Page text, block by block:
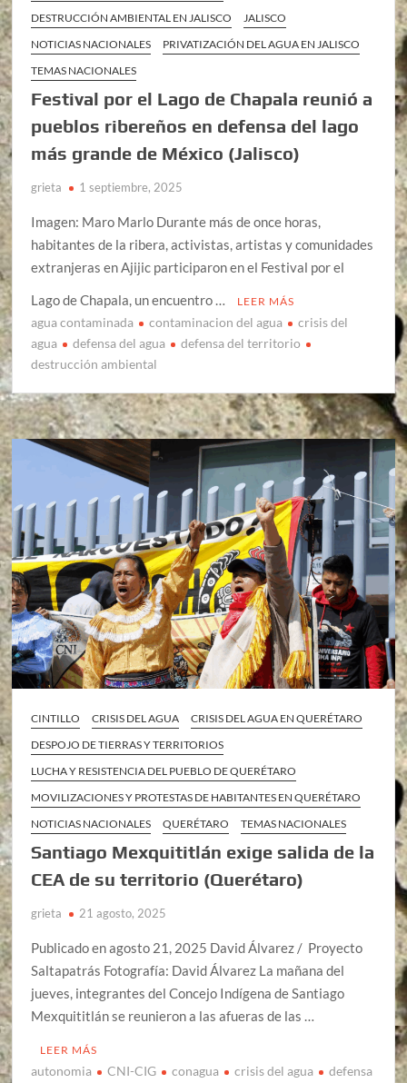
DESTRUCCIÓN AMBIENTAL EN JALISCO
JALISCO
NOTICIAS NACIONALES
PRIVATIZACIÓN DEL AGUA EN JALISCO
TEMAS NACIONALES
Festival por el Lago de Chapala reunió a
pueblos ribereños en defensa del lago
más grande de México (Jalisco)
grieta 1 septiembre, 2025
Imagen: Maro Marlo Durante más de once horas,
habitantes de la ribera, activistas, artistas y comunidades
extranjeras en Ajijic participaron en el Festival por el
Lago de Chapala, un encuentro …
LEER MÁS
agua contaminada contaminacion del agua
crisis del
agua
defensa del agua
defensa del territorio
destrucción ambiental
CINTILLO CRISIS DEL AGUA
CRISIS DEL AGUA EN QUERÉTARO
DESPOJO DE TIERRAS Y TERRITORIOS
LUCHA Y RESISTENCIA DEL PUEBLO DE QUERÉTARO
MOVILIZACIONES Y PROTESTAS DE HABITANTES EN QUERÉTARO
NOTICIAS NACIONALES
QUERÉTARO TEMAS NACIONALES
Santiago Mexquititlán exige salida de la
CEA de su territorio (Querétaro)
grieta 21 agosto, 2025
Publicado en agosto 21, 2025 David Álvarez / Proyecto
Saltapatrás Fotografía: David Álvarez La mañana del
jueves, integrantes del Concejo Indígena de Santiago
Mexquititlán se reunieron a las afueras de las …
LEER MÁS
autonomia CNI-CIG conagua crisis del agua
defensa